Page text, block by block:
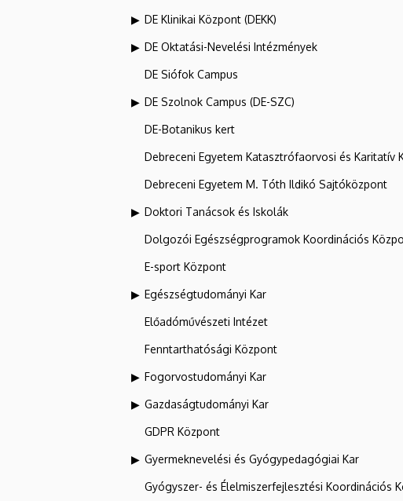
DE Klinikai Központ (DEKK)
DE Oktatási-Nevelési Intézmények
DE Siófok Campus
DE Szolnok Campus (DE-SZC)
DE-Botanikus kert
Debreceni Egyetem Katasztrófaorvosi és Karitatív
Debreceni Egyetem M. Tóth Ildikó Sajtóközpont
Doktori Tanácsok és Iskolák
Dolgozói Egészségprogramok Koordinációs
E-sport Központ
Egészségtudományi Kar
Előadóművészeti Intézet
Fenntarthatósági Központ
Fogorvostudományi Kar
Gazdaságtudományi Kar
GDPR Központ
Gyermeknevelési és Gyógypedagógiai Kar
Gyógyszer- és Élelmiszerfejlesztési Koordinációs